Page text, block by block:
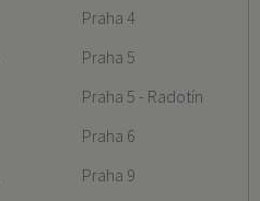
Praha 4
Praha 5
Praha 5 - Radotín
Praha 6
Praha 9